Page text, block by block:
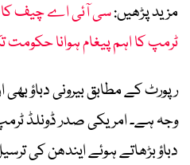
مزید پڑھیں:سی آئی اے چیف کا
ٹرمپ کا اہم پیغام ہوانا حکومت
رپورٹ کے مطابق بیرونی دباؤ
وجہ ہے۔ امریکی صدر ڈونلڈ
دباؤ بڑھاتے ہوئے ایندھن کی